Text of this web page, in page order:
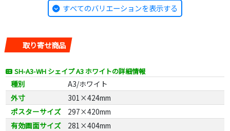
すべてのバリエーションを表示する
取り寄せ商品
SH-A3-WH シェイプ A3 ホワイトの詳細情報
種別
A3/ホワイト
外寸
301×424mm
ポスターサイズ
297×420mm
有効画面サイズ
281×404mm